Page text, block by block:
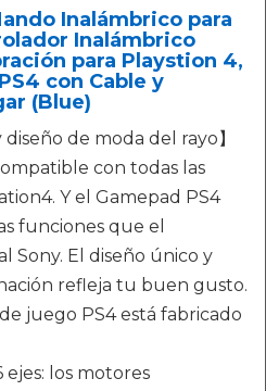
Inalámbrico para
Inalámbrico
para Playstion 4,
con Cable y
(Blue)
diseño de moda del rayo】
con todas las
Y el Gamepad PS4
funciones que el
Sony. El diseño único y
refleja tu buen gusto.
juego PS4 está fabricado
ejes: los motores